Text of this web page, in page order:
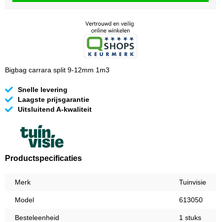
Bigbag carrara split 9-12mm 1m3
Snelle levering
Laagste prijsgarantie
Uitsluitend A-kwaliteit
Productspecificaties
Merk Tuinvisie
Model 613050
Besteleenheid 1 stuks